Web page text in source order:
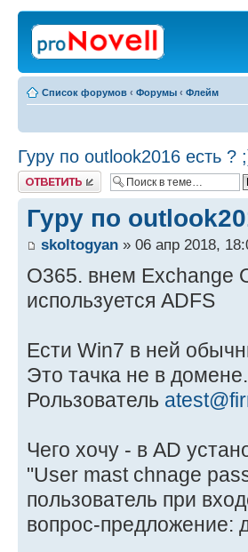
Список форумов ‹ Форумы ‹ Флейм
Гуру по outlook2016 есть ?
Ответить
Гуру по
skoltogyan » 06 апр 2018,
O365. внем Exchange
используется ADFS
Ести Win7 в ней
Это тачка не в домене.
Рользователь
Чего хочу - в AD
"User mast chnage
пользователь при
вопрос-предложение: